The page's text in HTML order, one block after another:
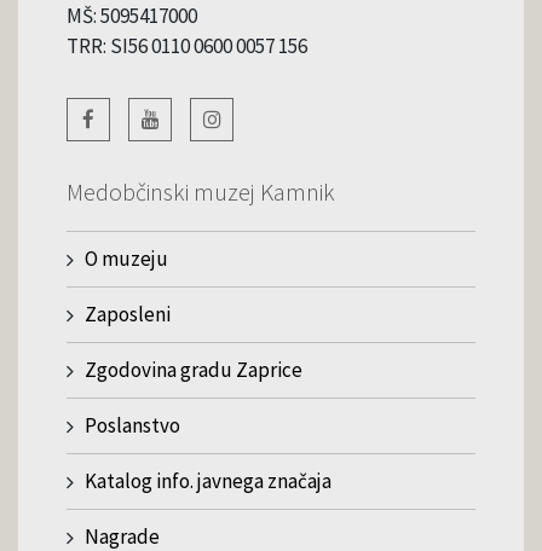
MŠ: 5095417000
TRR: SI56 0110 0600 0057 156
Medobčinski muzej Kamnik
O muzeju
Zaposleni
Zgodovina gradu Zaprice
Poslanstvo
Katalog info. javnega značaja
Nagrade